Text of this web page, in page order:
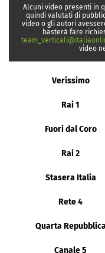
Alcuni video presenti in
quindi valutati di
video o gli autori
basterà fare
video
Verissimo
Rai 1
Fuori dal Coro
Rai 2
Stasera Italia
Rete 4
Quarta
Canale 5